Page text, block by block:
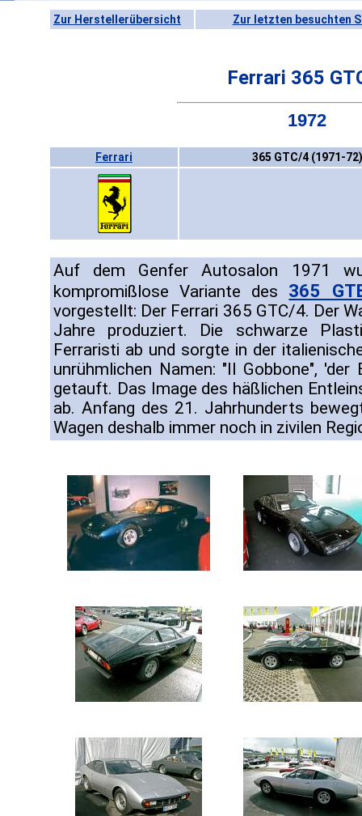
Zur Herstellerübersicht Zur letzten besuchten
Ferrari 365
1972
Ferrari 365 GTC/4 (1971-72)
Auf dem Genfer Autosalon 1971
kompromißlose Variante des 365
vorgestellt: Der Ferrari 365 GTC/4. Der
Jahre produziert. Die schwarze
Ferraristi ab und sorgte in der
unrühmlichen Namen: "Il Gobbone", 'der
getauft. Das Image des häßlichen
ab. Anfang des 21. Jahrhunderts
Wagen deshalb immer noch in zivilen